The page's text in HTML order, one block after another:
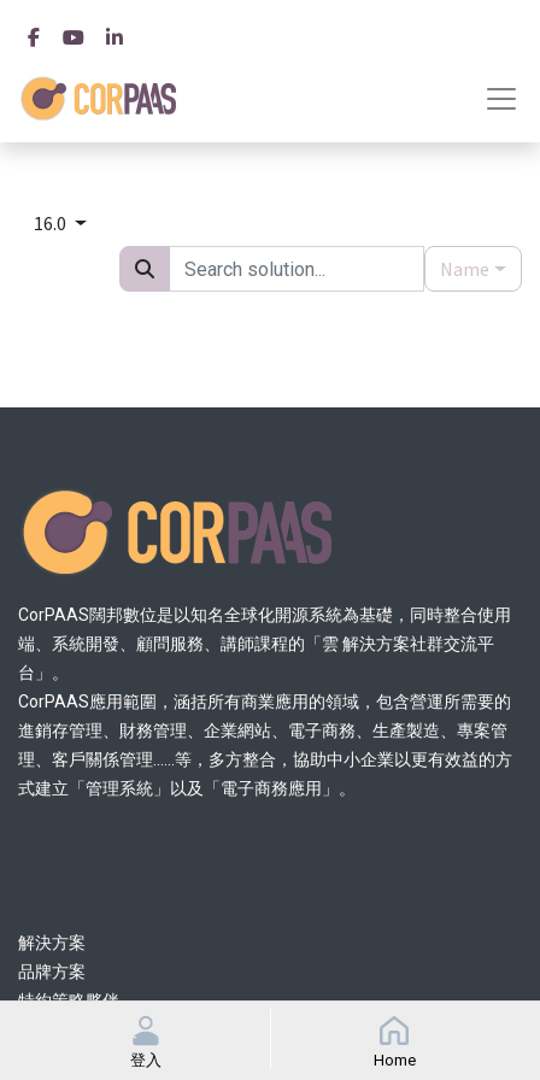
16.0
Name
CorPAAS闊邦數位是以知名全球化開源系統為基礎，同時整合使用
端、系統開發、顧問服務、講師課程的「雲 解決方案社群交流平
台」。
CorPAAS應用範圍，涵括所有商業應用的領域，包含營運所需要的
進銷存管理、財務管理、企業網站、電子商務、生產製造、專案管
理、客戶關係管理......等，多方整合，協助中小企業以更有效益的方
式建立「管理系統」以及「電子商務應用」。
解決方案
品牌方案
特約策略夥伴
登入 Home